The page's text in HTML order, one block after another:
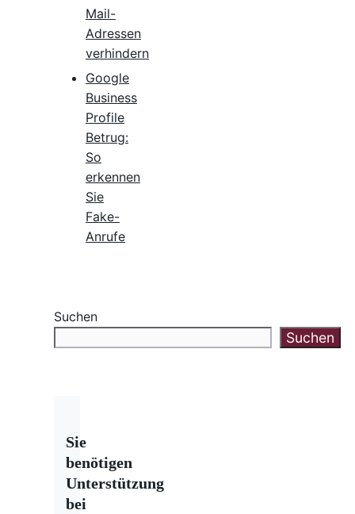
Mail-
Adressen
verhindern
Google
Business
Profile
Betrug:
So
erkennen
Sie
Fake-
Anrufe
Suchen
Suchen
Sie
benötigen
Unterstützung
bei